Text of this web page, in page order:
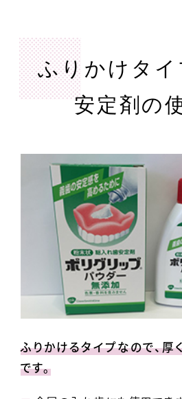
ふりかけタイ
安定剤の
ふりかけるタイプなので、
です。